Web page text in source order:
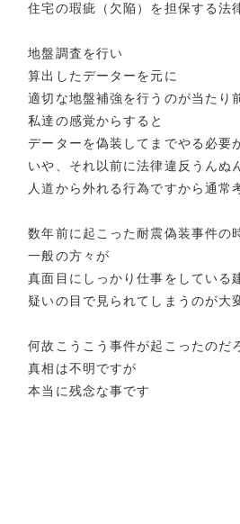
住宅の瑕疵（欠陥）を担保する法
地盤調査を行い
算出したデーターを元に
適切な地盤補強を行うのが当たり
私達の感覚からすると
データーを偽装してまでやる必要
いや、それ以前に法律違反うんぬ
人道から外れる行為ですから通常
数年前に起こった耐震偽装事件の
一般の方々が
真面目にしっかり仕事をしている
疑いの目で見られてしまうのが大
何故こうこう事件が起こったのだ
真相は不明ですが
本当に残念な事です